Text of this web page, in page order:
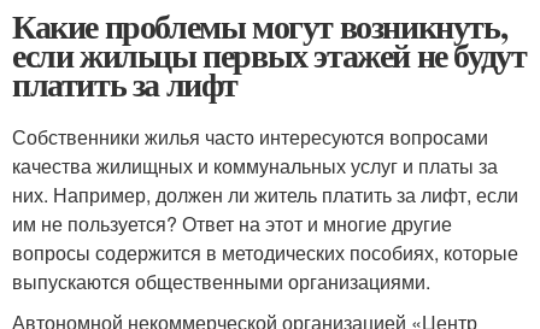
Какие проблемы могут возникнуть,
если жильцы первых этажей не будут
платить за лифт
Собственники жилья часто интересуются вопросами
качества жилищных и коммунальных услуг и платы за
них. Например, должен ли житель платить за лифт, если
им не пользуется? Ответ на этот и многие другие
вопросы содержится в методических пособиях, которые
выпускаются общественными организациями.
Автономной некоммерческой организацией «Центр